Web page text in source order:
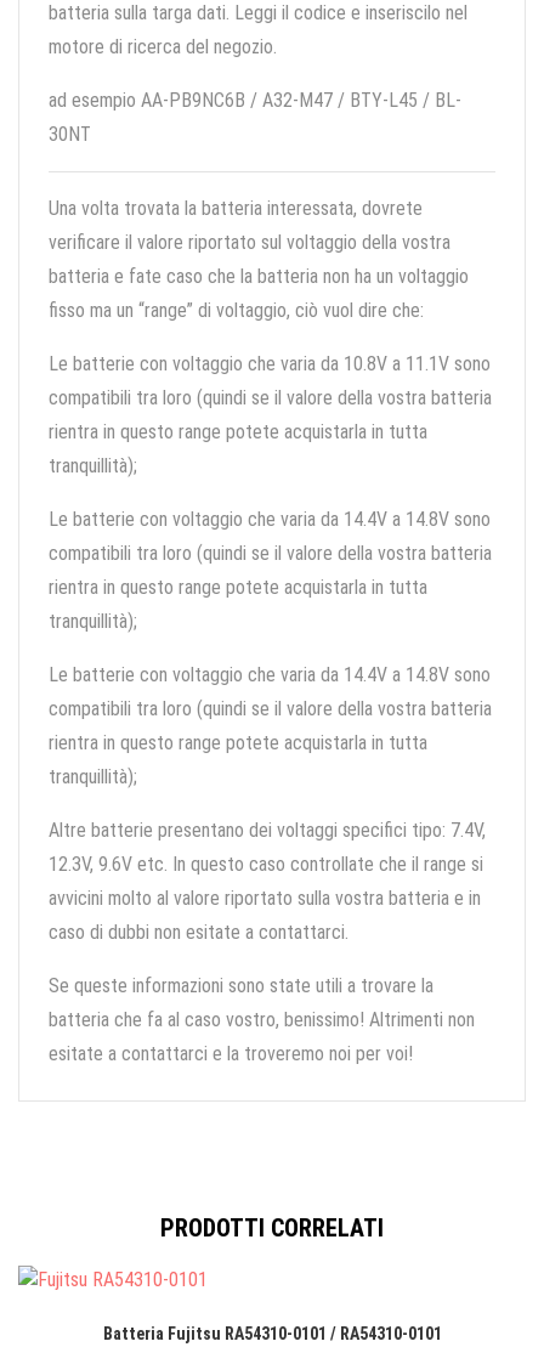
batteria sulla targa dati. Leggi il codice e inseriscilo nel
motore di ricerca del negozio.
ad esempio AA-PB9NC6B / A32-M47 / BTY-L45 / BL-
30NT
Una volta trovata la batteria interessata, dovrete
verificare il valore riportato sul voltaggio della vostra
batteria e fate caso che la batteria non ha un voltaggio
fisso ma un “range” di voltaggio, ciò vuol dire che:
Le batterie con voltaggio che varia da 10.8V a 11.1V sono
compatibili tra loro (quindi se il valore della vostra batteria
rientra in questo range potete acquistarla in tutta
tranquillità);
Le batterie con voltaggio che varia da 14.4V a 14.8V sono
compatibili tra loro (quindi se il valore della vostra batteria
rientra in questo range potete acquistarla in tutta
tranquillità);
Le batterie con voltaggio che varia da 14.4V a 14.8V sono
compatibili tra loro (quindi se il valore della vostra batteria
rientra in questo range potete acquistarla in tutta
tranquillità);
Altre batterie presentano dei voltaggi specifici tipo: 7.4V,
12.3V, 9.6V etc. In questo caso controllate che il range si
avvicini molto al valore riportato sulla vostra batteria e in
caso di dubbi non esitate a contattarci.
Se queste informazioni sono state utili a trovare la
batteria che fa al caso vostro, benissimo! Altrimenti non
esitate a contattarci e la troveremo noi per voi!
PRODOTTI CORRELATI
Batteria Fujitsu RA54310-0101 / RA54310-0101